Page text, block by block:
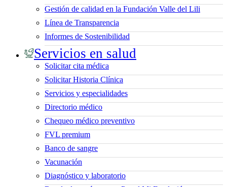
Gestión de calidad en la Fundación Valle del Lili
Línea de Transparencia
Informes de Sostenibilidad
Servicios en salud
Solicitar cita médica
Solicitar Historia Clínica
Servicios y especialidades
Directorio médico
Chequeo médico preventivo
FVL premium
Banco de sangre
Vacunación
Diagnóstico y laboratorio